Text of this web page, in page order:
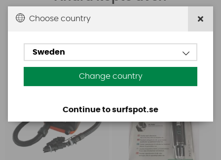
SUP Pump
Choose country
Sweden
Change country
Continue to surfspot.se